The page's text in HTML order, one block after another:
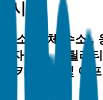
장
소, 기체 수소),
(자동차, 유틸리
카, 중동 및 아